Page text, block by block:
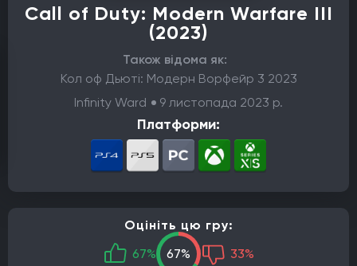
Call of Duty: Modern Warfare III
(2023)
Також відома як:
Кол оф Дьюті: Модерн Ворфейр 3 2023
Infinity Ward
9 листопада 2023 р.
Платформи:
Оцініть цю гру:
67%
67% 33%